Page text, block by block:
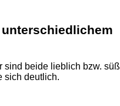
sind beide lieblich bzw. süß
sich deutlich.